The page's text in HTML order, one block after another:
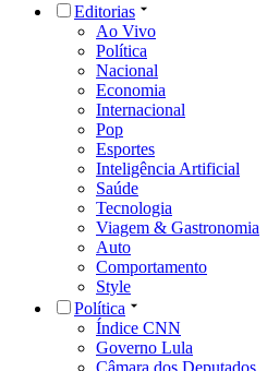
Editorias
Ao Vivo
Política
Nacional
Economia
Internacional
Pop
Esportes
Inteligência Artificial
Saúde
Tecnologia
Viagem & Gastronomia
Auto
Comportamento
Style
Política
Índice CNN
Governo Lula
Câmara dos Deputados